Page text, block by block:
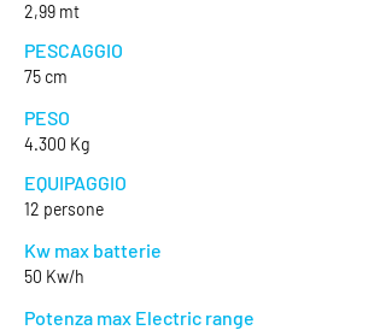
2,99 mt
PESCAGGIO
75 cm
PESO
4.300 Kg
EQUIPAGGIO
12 persone
Kw max batterie
50 Kw/h
Potenza max Electric range